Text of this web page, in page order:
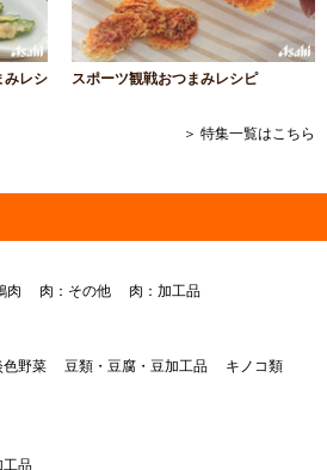
みレシ
スポーツ観戦おつまみレシピ
＞ 特集一覧はこちら
肉 肉：その他 肉：加工品
色野菜 豆類・豆腐・豆加工品
キノコ類
工品